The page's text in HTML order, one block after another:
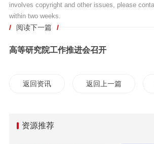
involves copyright and other issues, please
within two weeks.
/ 阅读下一篇 /
高等研究院工作推进会召开
返回资讯 返回上一篇
资源推荐